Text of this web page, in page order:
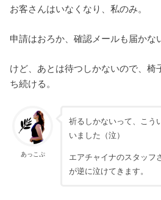
お客さんはいなくなり、私のみ。
申請はおろか、確認メールも届かな
けど、あとは待つしかないので、椅
ち続ける。
あっこぷ
祈るしかないって、こう
いました（泣）
エアチャイナのスタッフ
が逆に泣けてきます。